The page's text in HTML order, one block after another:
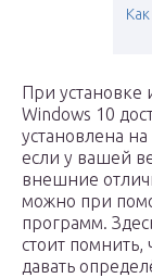
При установке
Windows 10
установлена
если у вашей
внешние
можно при
программ.
стоит
давать